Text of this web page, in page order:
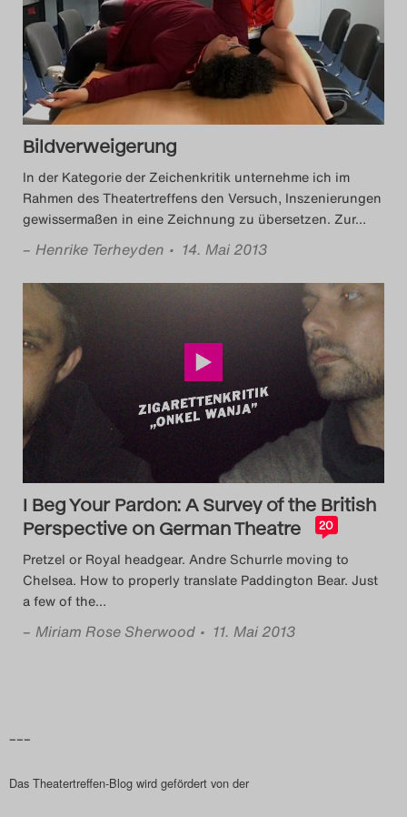
Das Theatertreffen-Blog
2014
Das Theatertreffen-Blog
2015
Das Theatertreffen-Blog
2016
Das Theatertreffen-Blog
2017
Das Theatertreffen-Blog
2018
Das Theatertreffen-Blog
2018 Alumni
Das Theatertreffen-Blog
2019
Das Theatertreffen-Blog
2020
2022
Bildverweigerung
In der Kategorie der Zeichenkritik unternehme ich im
Rahmen des Theatertreffens den Versuch, Inszenierungen
gewissermaßen in eine Zeichnung zu übersetzen. Zur…
– Henrike Terheyden • 14. Mai 2013
I Beg Your Pardon: A Survey of the British
Perspective on German Theatre
20
Pretzel or Royal headgear. Andre Schurrle moving to
Chelsea. How to properly translate Paddington Bear. Just
a few of the…
– Miriam Rose Sherwood • 11. Mai 2013
–––
Das Theatertreffen-Blog wird gefördert von der